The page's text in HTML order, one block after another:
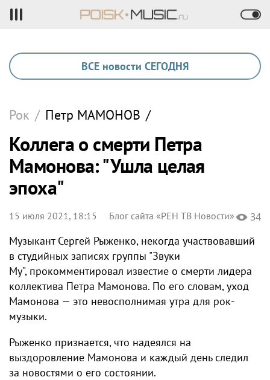
ВСЕ новости СЕГОДНЯ
Рок / Петр МАМОНОВ /
Коллега о смерти Петра
Мамонова: "Ушла целая
эпоха"
15 июля 2021, 18:15 Блог сайта «РЕН ТВ Новости» 34
Музыкант Сергей Рыженко, некогда участвовавший
в студийных записях группы "Звуки
Му", прокомментировал известие о смерти лидера
коллектива Петра Мамонова. По его словам, уход
Мамонова — это невосполнимая утра для рок-
музыки.
Рыженко признается, что надеялся на
выздоровление Мамонова и каждый день следил
за новостями о его состоянии.